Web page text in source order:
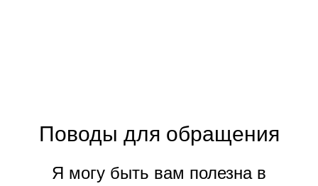
Поводы для обращения
Я могу быть вам полезна в